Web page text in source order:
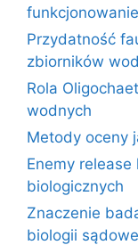
Przydatność
zbiorników
Rola
wodnych
Metody oceny
Enemy
biologicznych
Znaczenie
biologii